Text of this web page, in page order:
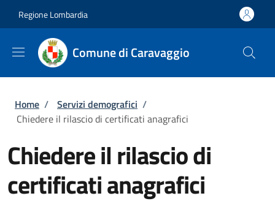
Regione Lombardia
Comune di Caravaggio
Briciole di pane
Home / Servizi demografici /
Chiedere il rilascio di certificati anagrafici
Chiedere il rilascio di
certificati anagrafici